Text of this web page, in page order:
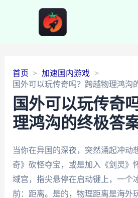
首页
加速国内游戏
国外可以玩传奇吗？跨越物理鸿沟
国外可以玩传奇
理鸿沟的终极答
当你在异国的深夜，突然涌起冲动
奇》砍怪夺宝，或是加入《剑灵》
域宫，指尖悬停在启动键上，一个
前：距离。是的，物理距离是海外